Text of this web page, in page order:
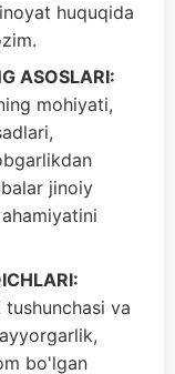
huquqida
ASOSLARI:
mohiyati,
jinoiy
va
bo'lgan